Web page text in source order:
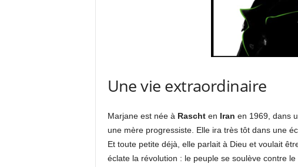
Une vie extraordinaire
Marjane est née à Raschten Iran en 1969, dans
une mère progressiste. Elle ira très tôt dans une
Et toute petite déjà, elle parlait à Dieu et voulait
éclate la révolution : le peuple se soulève contre